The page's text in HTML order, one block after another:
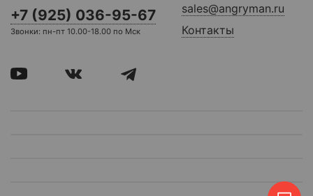
+7 (925) 036-95-67
Звонки: пн-пт 10.00-18.00 по Мск
sales@angryman.ru
Контакты